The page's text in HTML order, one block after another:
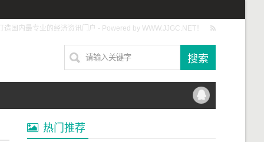
造国内最专业的经济资讯门户 - Powered by WWW.JJGC.NET！
热门推荐